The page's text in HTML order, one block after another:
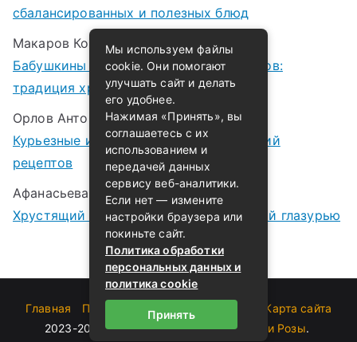
сбалансированных и полезных блюд
Макаров Корней к записи
Бабушкины рецепты варенья и компотов:
традиция хранения лета в банках
Орлов Антон
к записи
Курьезные истории случайных открытий
рецептов
Афанасьева Татьяна к записи
Хрустящий морковный пирог с медовой глазурью
Главная Пользовательское соглашение
Карта сайта
2023-2026 (c)Блог о кулинарии бабушки Розы.
Мы используем файлы
cookie. Они помогают
улучшать сайт и делать
его удобнее.
Нажимая «Принять», вы
соглашаетесь с их
использованием и
передачей данных
сервису веб-аналитики.
Если нет — измените
настройки браузера или
покиньте сайт.
Политика обработки
персональных данных и
политика cookie
Принять